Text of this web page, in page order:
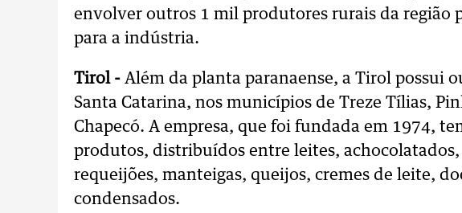
envolver outros 1 mil produtores rurais da região
para a indústria.
Tirol - Além da planta paranaense, a Tirol possui
Santa Catarina, nos municípios de Treze Tílias,
Chapecó. A empresa, que foi fundada em 1974,
produtos, distribuídos entre leites, achocolatados,
requeijões, manteigas, queijos, cremes de leite,
condensados.